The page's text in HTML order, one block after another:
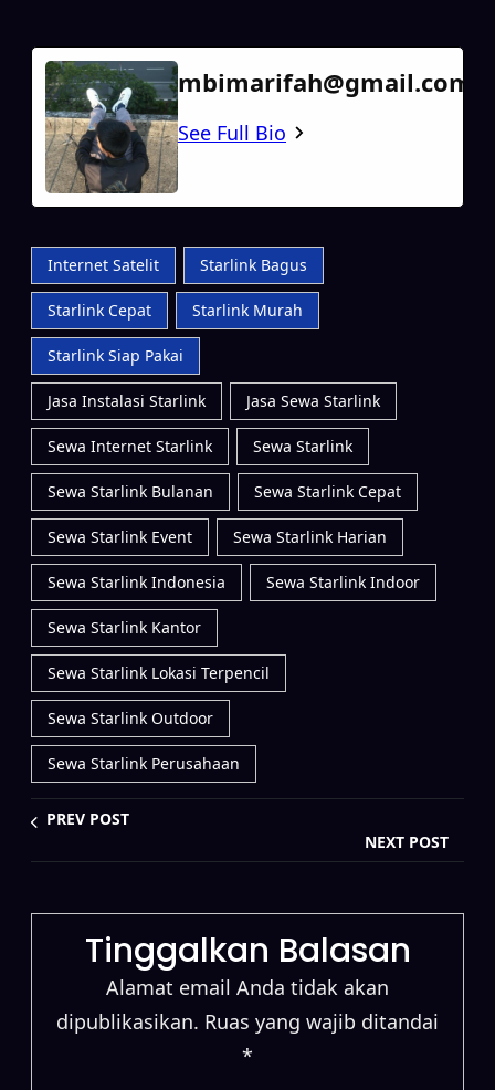
mbimarifah@gmail.com
See Full Bio
Internet Satelit Starlink Bagus
Starlink Cepat Starlink Murah
Starlink Siap Pakai
Jasa Instalasi Starlink Jasa Sewa Starlink
Sewa Internet Starlink Sewa Starlink
Sewa Starlink Bulanan Sewa Starlink Cepat
Sewa Starlink Event Sewa Starlink Harian
Sewa Starlink Indonesia Sewa Starlink Indoor
Sewa Starlink Kantor
Sewa Starlink Lokasi Terpencil
Sewa Starlink Outdoor
Sewa Starlink Perusahaan
PREV POST
NEXT POST
Tinggalkan Balasan
Alamat email Anda tidak akan
dipublikasikan. Ruas yang wajib ditandai
*